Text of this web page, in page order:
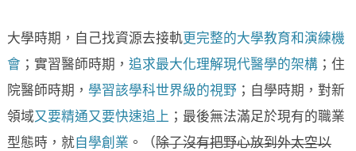
大學時期，自己找資源去接軌更完整的大學教育和演練機
會 ；實習醫師時期， 追求最大化理解現代醫學的架構 ；住
院醫師時期， 學習該學科世界級的視野 ；自學時期，對新
領域又要精通又要快速追上 ；最後無法滿足於現有的職業
型態時，就 自學創業 。（除了沒有把野心放到外太空以